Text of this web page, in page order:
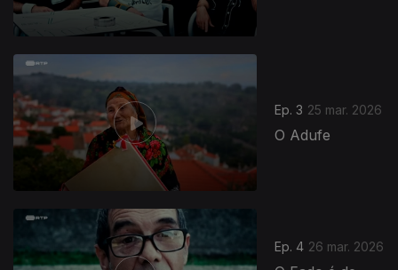
Ep. 3 25 mar. 2026
O Adufe
Ep. 4 26 mar. 2026